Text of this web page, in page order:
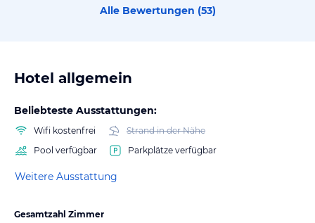
Alle Bewertungen (53)
Hotel allgemein
Beliebteste Ausstattungen:
Wifi kostenfrei
Strand in der Nähe
Pool verfügbar
Parkplätze verfügbar
Weitere Ausstattung
Gesamtzahl Zimmer